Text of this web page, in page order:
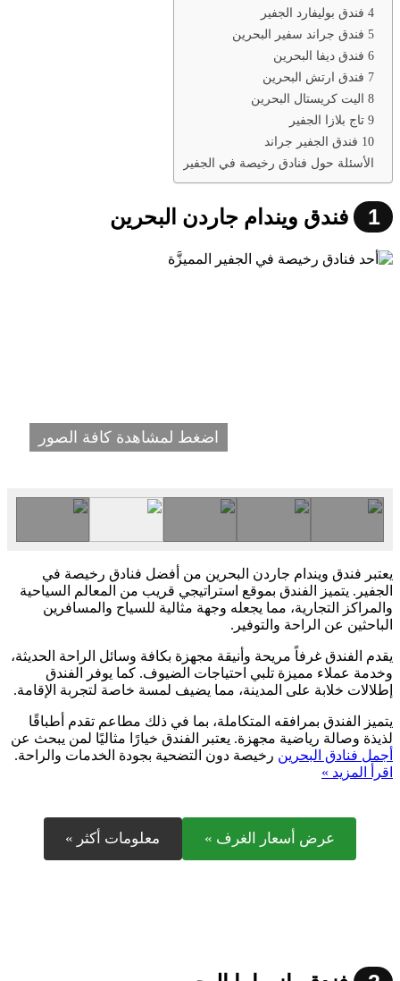
4 فندق بوليفارد الجفير
5 فندق جراند سفير البحرين
6 فندق ديفا البحرين
7 فندق ارتش البحرين
8 اليت كريستال البحرين
9 تاج بلازا الجفير
10 فندق الجفير جراند
الأسئلة حول فنادق رخيصة في الجفير
1 فندق ويندام جاردن البحرين
اضغط لمشاهدة كافة الصور
يعتبر فندق ويندام جاردن البحرين من أفضل فنادق رخيصة في
الجفير. يتميز الفندق بموقع استراتيجي قريب من المعالم السياحية
والمراكز التجارية، مما يجعله وجهة مثالية للسياح والمسافرين
الباحثين عن الراحة والتوفير.
يقدم الفندق غرفاً مريحة وأنيقة مجهزة بكافة وسائل الراحة الحديثة،
وخدمة عملاء مميزة تلبي احتياجات الضيوف. كما يوفر الفندق
إطلالات خلابة على المدينة، مما يضيف لمسة خاصة لتجربة الإقامة.
يتميز الفندق بمرافقه المتكاملة، بما في ذلك مطاعم تقدم أطباقًا
لذيذة وصالة رياضية مجهزة. يعتبر الفندق خيارًا مثاليًا لمن يبحث عن
أجمل فنادق البحرين رخيصة دون التضحية بجودة الخدمات والراحة.
اقرأ المزيد »
عرض أسعار الغرف » معلومات أكثر »